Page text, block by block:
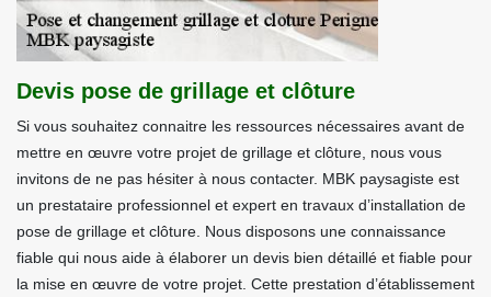
Devis pose de grillage et clôture
Si vous souhaitez connaitre les ressources nécessaires avant de
mettre en œuvre votre projet de grillage et clôture, nous vous
invitons de ne pas hésiter à nous contacter. MBK paysagiste est
un prestataire professionnel et expert en travaux d’installation de
pose de grillage et clôture. Nous disposons une connaissance
fiable qui nous aide à élaborer un devis bien détaillé et fiable pour
la mise en œuvre de votre projet. Cette prestation d’établissement